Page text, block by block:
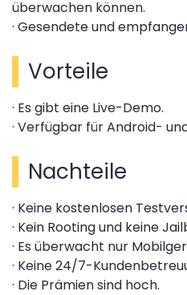
überwachen können.
· Gesendete und
Vorteile
· Es gibt eine Live-Demo.
· Verfügbar für Android-
Nachteile
· Keine kostenlosen
· Kein Rooting und keine
· Es überwacht nur
· Keine 24/7-
· Die Prämien sind hoch.